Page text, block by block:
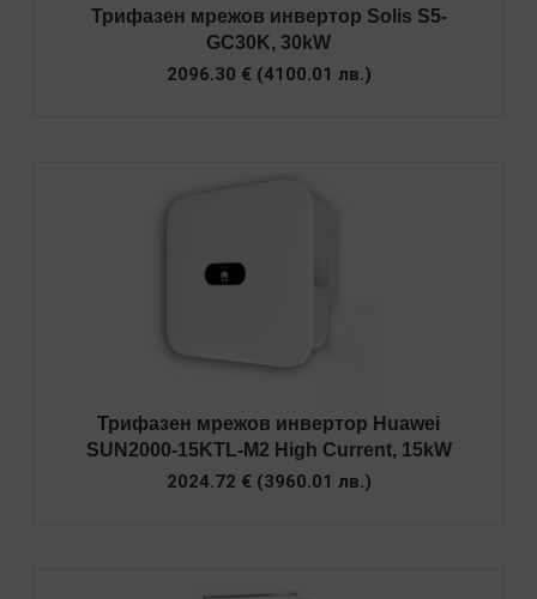
Трифазен мрежов инвертор Solis S5-
GC30K, 30kW
2096.30 € (4100.01 лв.)
Трифазен мрежов инвертор Huawei
SUN2000-15KTL-M2 High Current, 15kW
2024.72 € (3960.01 лв.)